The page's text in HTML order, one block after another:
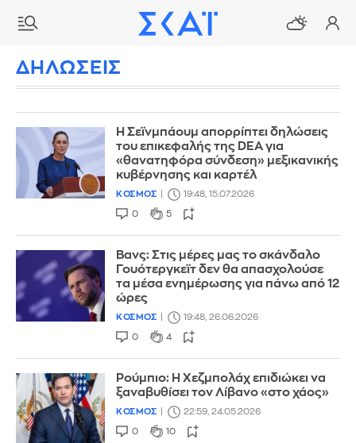
ΔΗΛΩΣΕΙΣ
Η Σεϊνμπάουμ απορρίπτει δηλώσεις
του επικεφαλής της DEA για
«θανατηφόρα σύνδεση» μεξικανικής
κυβέρνησης και καρτέλ
ΚΟΣΜΟΣ 19:48, 15.07.2026
0 5
Βανς: Στις μέρες μας το σκάνδαλο
Γουότεργκεϊτ δεν θα απασχολούσε
τα μέσα ενημέρωσης για πάνω από 12
ώρες
ΚΟΣΜΟΣ 19:48, 26.06.2026
0 4
Ρούμπιο: H Χεζμπολάχ επιδιώκει να
ξαναβυθίσει τον Λίβανο «στο χάος»
ΚΟΣΜΟΣ 22:59, 24.05.2026
0 10